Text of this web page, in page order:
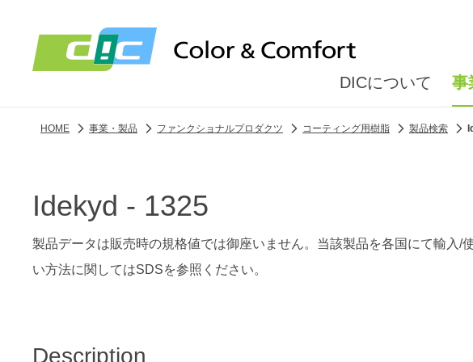
DICについて 事
HOME 事業・製品 ファンクショナルプロダクツ コーティング用樹脂 製品検索
Idekyd - 1325
製品データは販売時の規格値では御座いません。当該製品を各国にて輸入
い方法に関してはSDSを参照ください。
Description